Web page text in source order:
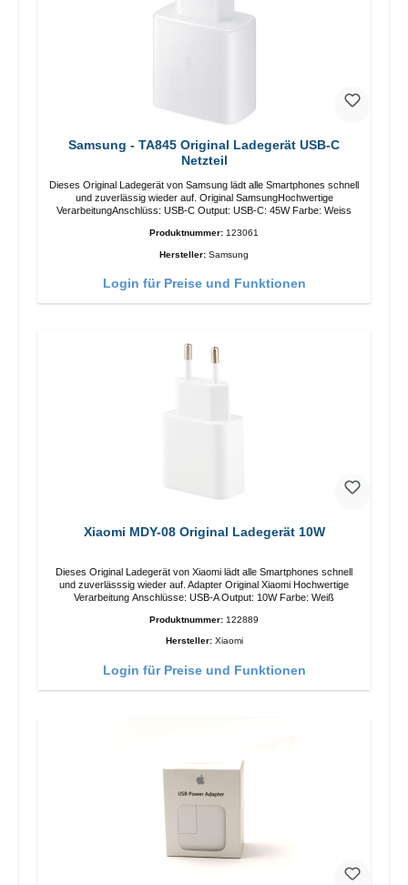
Samsung - TA845 Original Ladegerät USB-C
Netzteil
Dieses Original Ladegerät von Samsung lädt alle Smartphones schnell
und zuverlässig wieder auf. Original SamsungHochwertige
VerarbeitungAnschlüss: USB-C Output: USB-C: 45W Farbe: Weiss
Produktnummer: 123061
Hersteller: Samsung
Login für Preise und Funktionen
Xiaomi MDY-08 Original Ladegerät 10W
Dieses Original Ladegerät von Xiaomi lädt alle Smartphones schnell
und zuverlässsig wieder auf. Adapter Original Xiaomi Hochwertige
Verarbeitung Anschlüsse: USB-A Output: 10W Farbe: Weiß
Produktnummer: 122889
Hersteller: Xiaomi
Login für Preise und Funktionen